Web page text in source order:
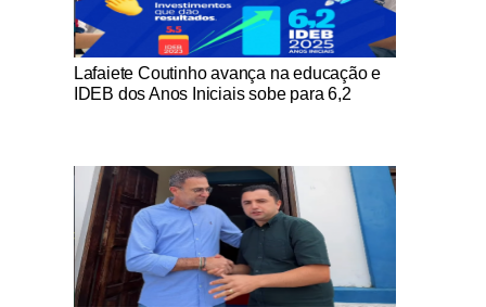
Notícias Católicas
Lafaiete Coutinho avança na educação e
IDEB dos Anos Iniciais sobe para 6,2